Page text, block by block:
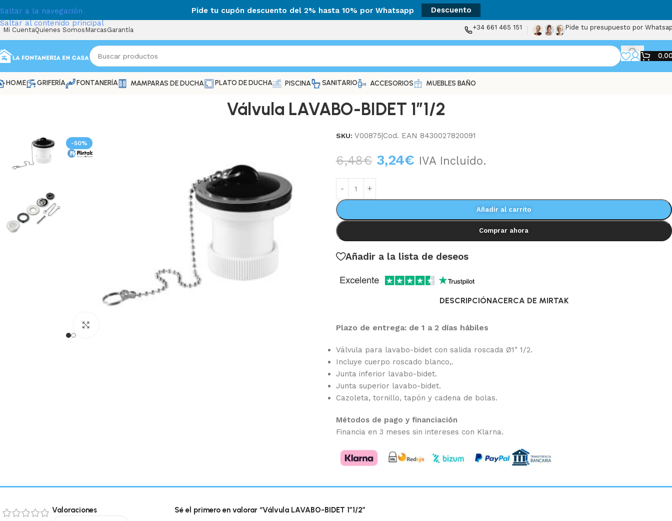
Saltar a la navegación
Saltar al contenido principal
Pide tu cupón descuento del 2% hasta 10% por Whatsapp Descuento
Mi CuentaQuienes Somos MarcasGarantía +34 661 465 151 Pide tu presupuesto por
HOME GRIFERÍA FONTANERÍA MAMPARAS DE DUCHA PLATO DE DUCHA PISCINA SANITARIO ACCESORIOS MUEBLES BAÑO
Válvula LAVABO-BIDET 1″1/2
-50%
SKU: V00875|Cod. EAN 8430027820091
6,48€ 3,24€ IVA Incluido.
Añadir al carrito
Comprar ahora
Añadir a la lista de deseos
DESCRIPCIÓNACERCA DE MIRTAK
Plazo de entrega: de 1 a 2 días hábiles
Válvula para lavabo-bidet con salida roscada Ø1″ 1/2.
Incluye cuerpo roscado blanco,.
Junta inferior lavabo-bidet.
Junta superior lavabo-bidet.
Cazoleta, tornillo, tapón y cadena de bolas.
Métodos de pago y financiación
Financia en 3 meses sin intereses con Klarna.
Valoraciones Sé el primero en valorar “Válvula LAVABO-BIDET 1″1/2”